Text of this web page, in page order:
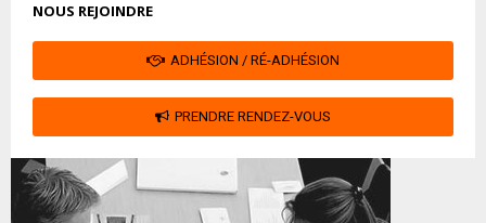
NOUS REJOINDRE
ADHÉSION / RÉ-ADHÉSION
PRENDRE RENDEZ-VOUS